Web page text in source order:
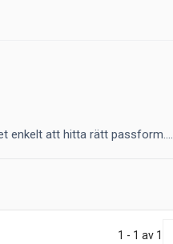
enkelt att hitta rätt passform....
1 - 1 av 1